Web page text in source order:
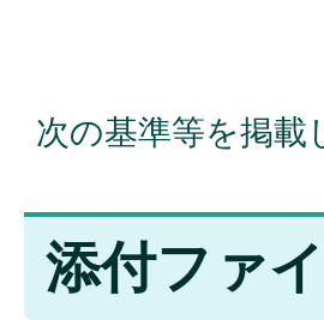
次の基準等を掲載
添付ファ